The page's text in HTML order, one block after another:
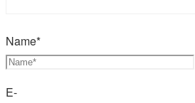
Name*
E-